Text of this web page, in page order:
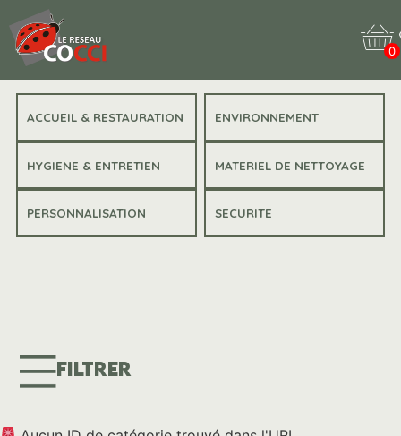
0
ACCUEIL & RESTAURATION ENVIRONNEMENT
HYGIENE & ENTRETIEN MATERIEL DE NETTOYAGE
PERSONNALISATION SECURITE
FILTRER